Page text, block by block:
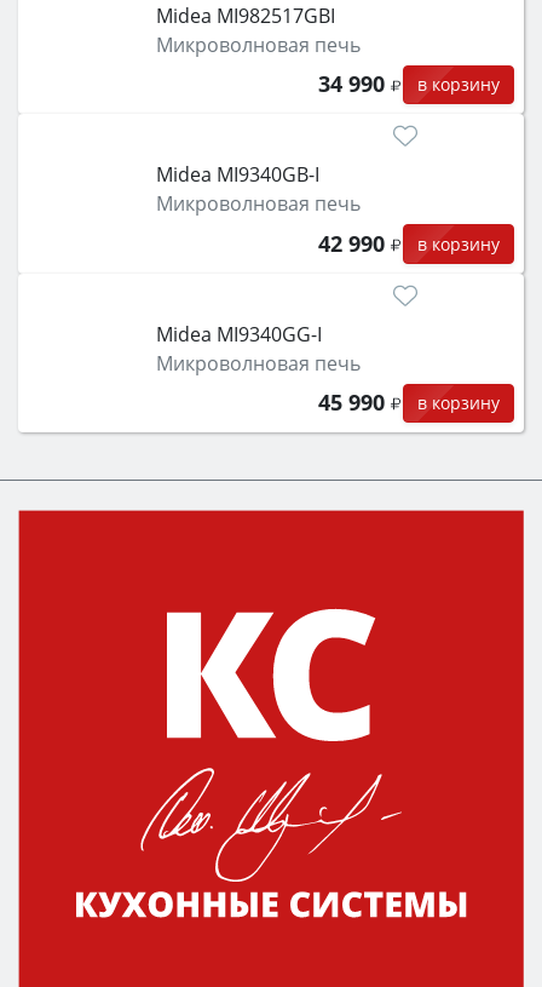
Midea MI982517GBI
Микроволновая печь
34 990 в корзину
Midea MI9340GB-I
Микроволновая печь
42 990 в корзину
Midea MI9340GG-I
Микроволновая печь
45 990 в корзину